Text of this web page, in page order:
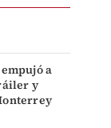
a
y